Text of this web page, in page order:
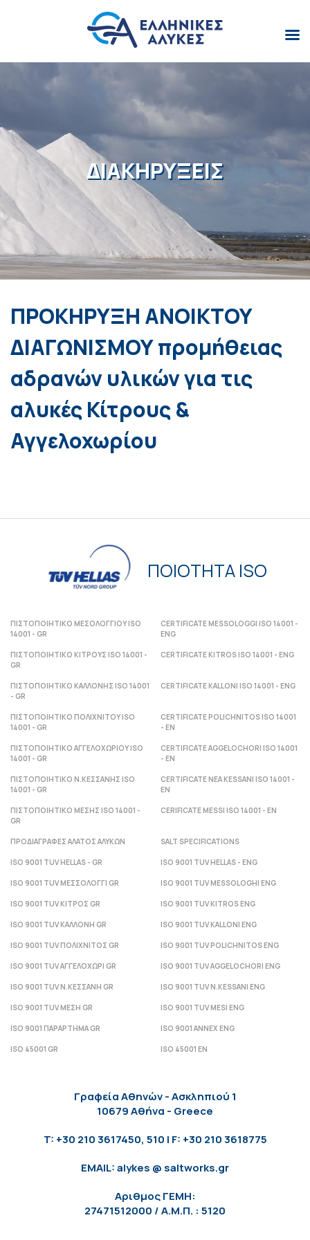
ΔΙΑΚΗΡΎΞΕΙΣ
ΠΡΟΚΗΡΥΞΗ ΑΝΟΙΚΤΟΥ
ΔΙΑΓΩΝΙΣΜΟΥ προμήθειας
αδρανών υλικών για τις
αλυκές Κίτρους &
Αγγελοχωρίου
ΠΟΙΟΤΗΤΑ ISO
ΠΙΣΤΟΠΟΙΗΤΙΚΟ ΜΕΣΟΛΟΓΓΙΟΥ ISO
14001 - GR
CERTIFICATE MESSOLOGGI ISO 14001 -
ENG
ΠΙΣΤΟΠΟΙΗΤΙΚΟ ΚΙΤΡΟΥΣ ISO 14001 -
GR
CERTIFICATE KITROS ISO 14001 - ENG
ΠΙΣΤΟΠΟΙΗΤΙΚΟ ΚΑΛΛΟΝΗΣ ISO 14001
- GR
CERTIFICATE KALLONI ISO 14001 - ENG
ΠΙΣΤΟΠΟΙΗΤΙΚΟ ΠΟΛΙΧΝΙΤΟΥ ISO
14001 - GR
CERTIFICATE POLICHNITOS ISO 14001
- ΕΝ
ΠΙΣΤΟΠΟΙΗΤΙΚΟ ΑΓΓΕΛΟΧΩΡΙΟΥ ISO
14001 - GR
CERTIFICATE AGGELOCHORI ISO 14001
- ΕΝ
ΠΙΣΤΟΠΟΙΗΤΙΚΟ Ν.ΚΕΣΣΑΝΗΣ ISO
14001 - GR
CERTIFICATE NEA KESSANI ISO 14001 -
ΕΝ
ΠΙΣΤΟΠΟΙΗΤΙΚΟ ΜΕΣΗΣ ISO 14001 -
GR
CERIFICATE MESSI ISO 14001 - ΕΝ
ΠΡΟΔΙΑΓΡΑΦΕΣ ΑΛΑΤΟΣ ΑΛΥΚΩΝ SALT SPECIFICATIONS
ISO 9001 TUV HELLAS - GR ISO 9001 TUV HELLAS - ENG
ISO 9001 TUV ΜΕΣΣΟΛΟΓΓΙ GR ISO 9001 TUV MESSOLOGHI ENG
ISO 9001 TUV ΚΙΤΡΟΣ GR ISO 9001 TUV KITROS ENG
ISO 9001 TUV ΚΑΛΛΟΝΗ GR ISO 9001 TUV KALLONI ENG
ISO 9001 TUV ΠΟΛΙΧΝΙΤΟΣ GR ISO 9001 TUV POLICHNITOS ENG
ISO 9001 TUV ΑΓΓΕΛΟΧΩΡΙ GR ISO 9001 TUV AGGELOCHORI ENG
ISO 9001 TUV Ν.ΚΕΣΣΑΝΗ GR ISO 9001 TUV N.KESSANI ENG
ISO 9001 TUV ΜΕΣΗ GR ISO 9001 TUV MESI ENG
ISO 9001 ΠΑΡΑΡΤΗΜΑ GR ISO 9001 ANNEX ENG
ISO 45001 GR ISO 45001 EN
Γραφεία Αθηνών - Ασκληπιού 1
10679 Αθήνα - Greece
T: +30 210 3617450, 510 | F: +30 210 3618775
EMAIL: alykes @ saltworks.gr
Αριθμος ΓΕΜΗ:
27471512000 / Α.Μ.Π. : 5120